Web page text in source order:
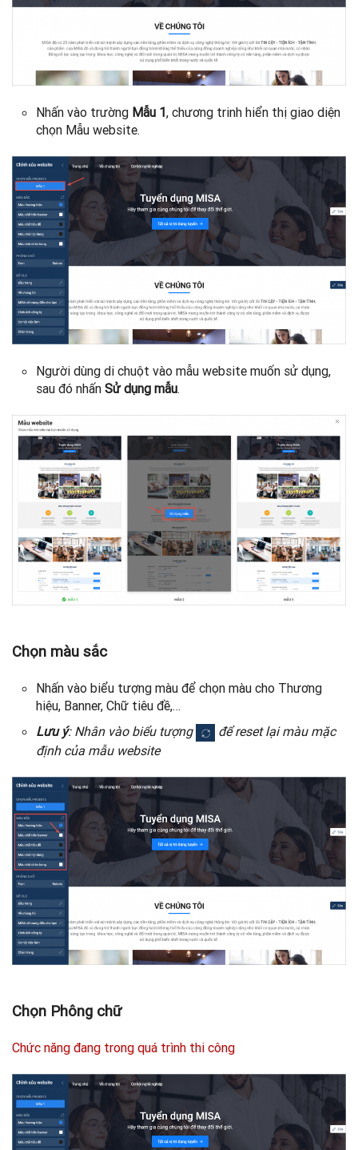
Nhấn vào trường Mẫu 1, chương trinh hiển thị giao diện
chọn Mẫu website.
Người dùng di chuột vào mẫu website muốn sử dụng,
sau đó nhấn Sử dụng mẫu.
Chọn màu sắc
Nhấn vào biểu tượng màu để chọn màu cho Thương
hiệu, Banner, Chữ tiêu đề,…
Lưu ý: Nhân vào biểu tượng
để reset lại màu mặc
định của mẫu website
Chọn Phông chữ
Chức năng đang trong quá trình thi công